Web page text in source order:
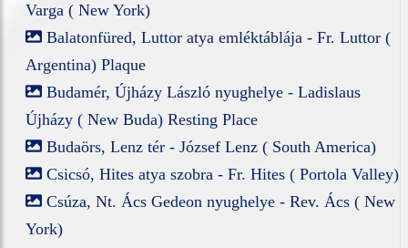
Varga ( New York)
Balatonfüred, Luttor atya emléktáblája - Fr. Luttor (
Argentina) Plaque
Budamér, Újházy László nyughelye - Ladislaus
Újházy ( New Buda) Resting Place
Budaörs, Lenz tér - József Lenz ( South America)
Csicsó, Hites atya szobra - Fr. Hites ( Portola Valley)
Csúza, Nt. Ács Gedeon nyughelye - Rev. Ács ( New
York)